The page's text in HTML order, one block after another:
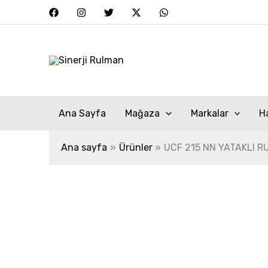
atla
Ana Sayfa Mağaza Markalar
Ana sayfa Ürünler UCF 215 NN YATAKLI